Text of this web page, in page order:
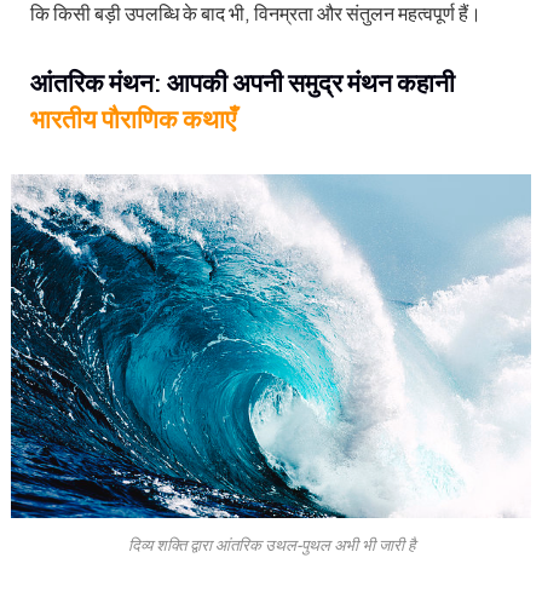
कि किसी बड़ी उपलब्धि के बाद भी, विनम्रता और संतुलन महत्वपूर्ण हैं।
आंतरिक मंथन: आपकी अपनी समुद्र मंथन कहानी
भारतीय पौराणिक कथाएँ
दिव्य शक्ति द्वारा आंतरिक उथल-पुथल अभी भी जारी है